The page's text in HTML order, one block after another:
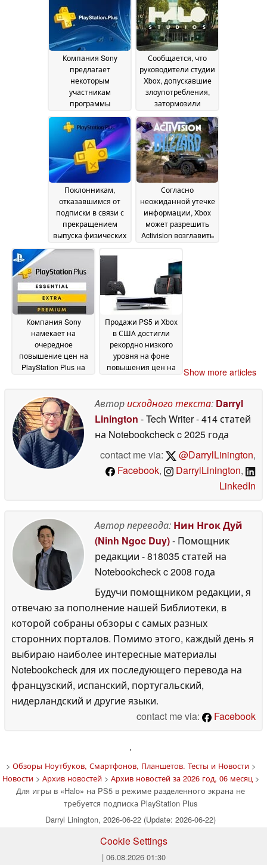
15 July 2026
Компания Sony
предлагает
некоторым
участникам
программы
PlayStation Plus
бесплатный годовой
абонемент на PS
Plus Premium15 July
2026
Сообщается, что
руководители студии
Xbox, допускавшие
злоупотребления,
затормозили
разработку игры
«Halo: Campaign
Evolved»12 July 2026
Поклонникам,
отказавшимся от
подписки в связи с
прекращением
выпуска физических
версий игр,
предлагаются
скидки на PlayStation
Plus в размере 50 %
08 July 2026
Согласно
неожиданной утечке
информации, Xbox
может разрешить
Activision возглавить
July 2026
Компания Sony
намекает на
очередное
повышение цен на
PlayStation Plus на
PS501 July 2026
Продажи PS5 и Xbox
в США достигли
рекордно низкого
уровня на фоне
повышения цен на
позиции29 June 2026
Show more articles
Авторисходного текста: Darryl
Linington - Tech Writer- 414 статей
на Notebookcheckc 2025 года
contact me via:
@DarrylLinington,
Facebook, DarrylLinington,
LinkedIn
Автор перевода: Нин Нгок Дуй
(Ninh Ngoc Duy)- Помощник
редакции - 818035 статей на
Notebookcheckc 2008 года
Будучи помощником редакции, я
отвечаю за пополнение нашей Библиотеки, в
которой собраны обзоры с самых разных
сторонних порталов. Помимо этого, каждый день я
выбираю наиболее интересные материалы
Notebookcheck для их последующего перевода на
французский, испанский, португальский,
нидерландский и другие языки.
contact me via:
Facebook
'
> Обзоры Ноутбуков, Смартфонов, Планшетов. Тесты и Новости>
Новости> Архив новостей> Архив новостей за 2026 год, 06 месяц>
Для игры в «Halo» на PS5 в режиме разделенного экрана не
требуется подписка PlayStation Plus
Darryl Linington, 2026-06-22 (Update: 2026-06-22)
Cookie Settings
| 06.08.2026 01:30